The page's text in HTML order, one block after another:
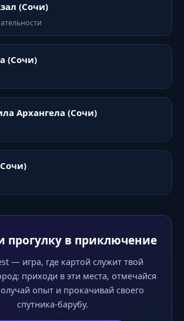
(Сочи)
(Сочи)
Архангела (Сочи)
прогулку в приключение
— игра, где картой служит твой
приходи в эти места, отмечайся
опыт и прокачивай своего
спутника-барубу.